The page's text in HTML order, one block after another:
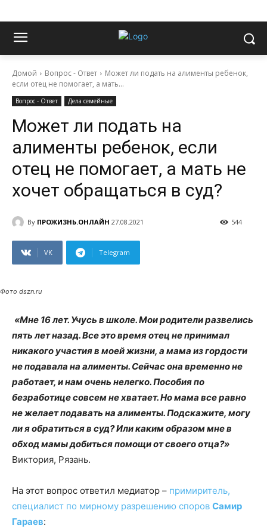
Домой Вопрос - Ответ
Может ли подать на алименты ребенок,
если отец не помогает, а мать...
Вопрос - Ответ Дела семейные
Может ли подать на
алименты ребенок, если
отец не помогает, а мать не
хочет обращаться в суд?
By ПРОЖИЗНЬ.ОНЛАЙН 27.08.2021 544
VK Telegram
Фото dszn.ru
«Мне 16 лет. Учусь в школе. Мои родители развелись
пять лет назад. Все это время отец не принимал
никакого участия в моей жизни, а мама из гордости
не подавала на алименты. Сейчас она временно не
работает, и нам очень нелегко. Пособия по
безработице совсем не хватает. Но мама все равно
не желает подавать на алименты. Подскажите, могу
ли я обратиться в суд? Или каким образом мне в
обход мамы добиться помощи от своего отца?»
Виктория, Рязань.
На этот вопрос ответил медиатор – примиритель,
специалист по мирному разрешению споров Самир
Гараев: